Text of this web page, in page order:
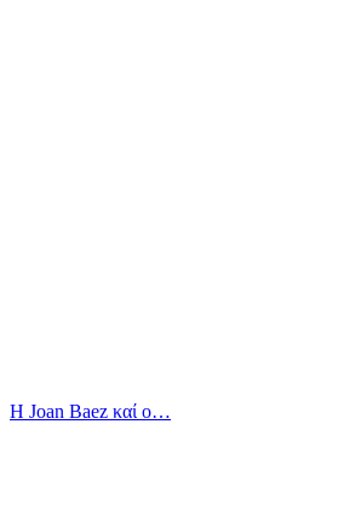
Η Joan Baez καί ο…